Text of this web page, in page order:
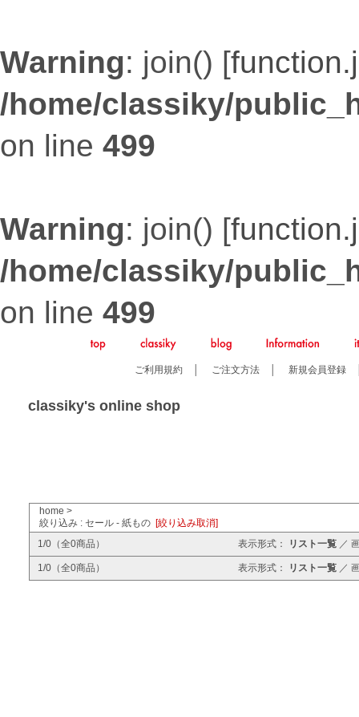
Warning: join() [
/home/classiky/
on line 499
Warning: join() [
/home/classiky/
on line 499
ご利用規約│ ご注文方法│ 新規会員登録
classiky's online shop
home >
絞り込み : セール - 紙もの [絞り込み取消]
1/0（全0商品）
表示形式： リスト一覧 ／
1/0（全0商品） 表示形式： リスト一覧 ／